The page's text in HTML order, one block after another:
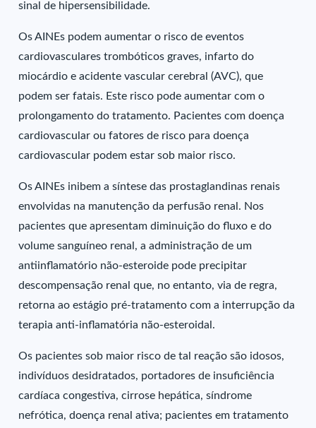
sinal de hipersensibilidade.
Os AINEs podem aumentar o risco de eventos
cardiovasculares trombóticos graves, infarto do
miocárdio e acidente vascular cerebral (AVC), que
podem ser fatais. Este risco pode aumentar com o
prolongamento do tratamento. Pacientes com doença
cardiovascular ou fatores de risco para doença
cardiovascular podem estar sob maior risco.
Os AINEs inibem a síntese das prostaglandinas renais
envolvidas na manutenção da perfusão renal. Nos
pacientes que apresentam diminuição do fluxo e do
volume sanguíneo renal, a administração de um
antiinflamatório não-esteroide pode precipitar
descompensação renal que, no entanto, via de regra,
retorna ao estágio pré-tratamento com a interrupção da
terapia anti-inflamatória não-esteroidal.
Os pacientes sob maior risco de tal reação são idosos,
indivíduos desidratados, portadores de insuficiência
cardíaca congestiva, cirrose hepática, síndrome
nefrótica, doença renal ativa; pacientes em tratamento